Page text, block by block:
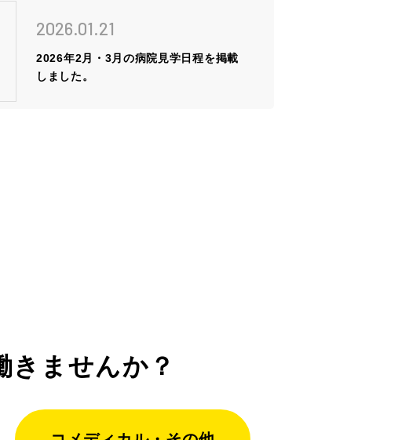
2026.01.21
2026年2月・3月の病院見学日程を掲載
しました。
きませんか？